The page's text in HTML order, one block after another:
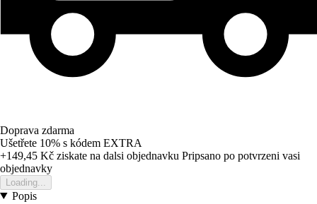
Doprava zdarma
Ušetřete 10% s kódem EXTRA
+149,45 Kč ziskate na dalsi objednavku Pripsano po potvrzeni vasi
objednavky
Loading...
Popis